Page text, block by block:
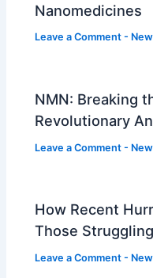
Nanomedicines
Leave a Comment -
NMN: Breaking
Revolutionary
Leave a Comment -
How Recent
Those
Leave a Comment -